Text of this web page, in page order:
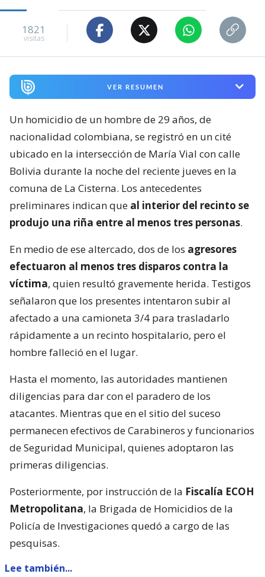
1821
visitas
VER RESUMEN
Un homicidio de un hombre de 29 años, de
nacionalidad colombiana, se registró en un cité
ubicado en la intersección de María Vial con calle
Bolivia durante la noche del reciente jueves en la
comuna de La Cisterna. Los antecedentes
preliminares indican que al interior del recinto se
produjo una riña entre al menos tres personas.
En medio de ese altercado, dos de los agresores
efectuaron al menos tres disparos contra la
víctima, quien resultó gravemente herida. Testigos
señalaron que los presentes intentaron subir al
afectado a una camioneta 3/4 para trasladarlo
rápidamente a un recinto hospitalario, pero el
hombre falleció en el lugar.
Hasta el momento, las autoridades mantienen
diligencias para dar con el paradero de los
atacantes. Mientras que en el sitio del suceso
permanecen efectivos de Carabineros y funcionarios
de Seguridad Municipal, quienes adoptaron las
primeras diligencias.
Posteriormente, por instrucción de la Fiscalía ECOH
Metropolitana, la Brigada de Homicidios de la
Policía de Investigaciones quedó a cargo de las
pesquisas.
Lee también...